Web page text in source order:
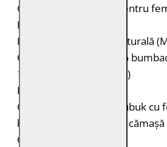
Geacă lungă de piele pentru
Brand: Mauritius
Material: 100% piele naturală
Căptușeală: Corp: 100%
100% poliester (reciclat)
Fermoare: 100% metal
Geacă lungă de piele nubuk cu
bidirecțional și guler tip cămașă
Cusături decorative